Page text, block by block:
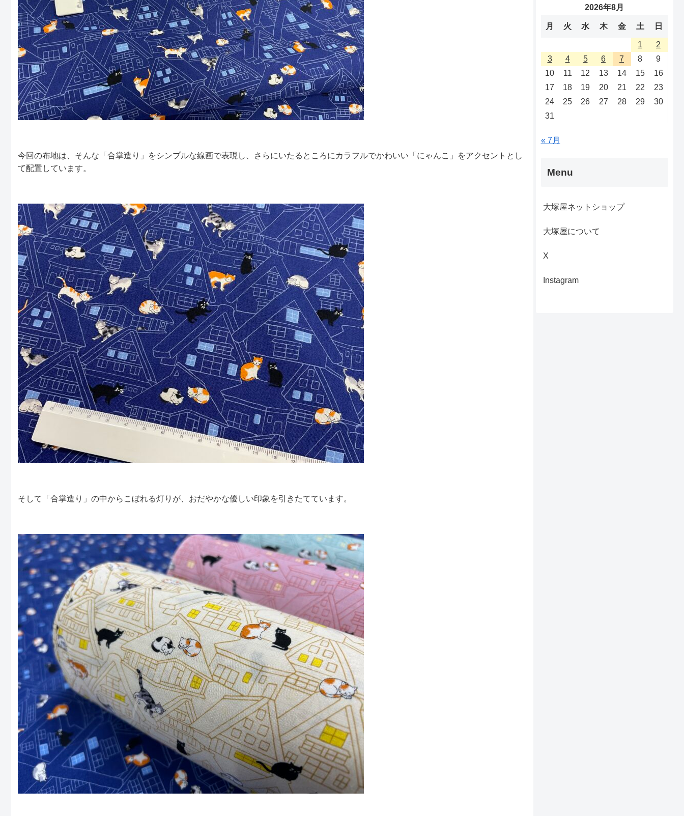
今回の布地は、そんな「合掌造り」をシンプルな線画で表現し、さらにいたるところにカラフルでかわいい「にゃんこ」をアクセントとし
て配置しています。
そして「合掌造り」の中からこぼれる灯りが、おだやかな優しい印象を引きたてています。
2026年8月
月 火 水 木 金 土 日
1
2
3
4 5 6 7 8
9
10
11 12 13 14 15
16
17
18 19 20 21 22
23
24
25 26 27 28 29
30
31
« 7月
Menu
大塚屋ネットショップ
大塚屋について
X
Instagram